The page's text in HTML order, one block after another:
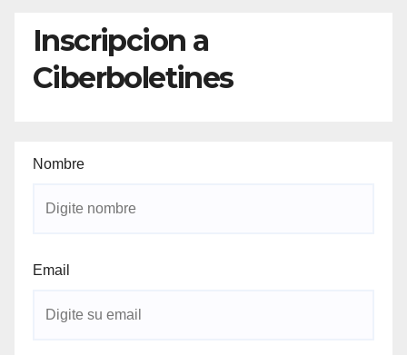
Inscripcion a
Ciberboletines
Nombre
Email